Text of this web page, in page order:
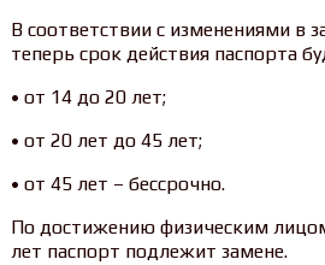
В соответствии с изменениями в
теперь срок действия паспорта
• от 14 до 20 лет;
• от 20 лет до 45 лет;
• от 45 лет – бессрочно.
По достижению физическим
лет паспорт подлежит замене.